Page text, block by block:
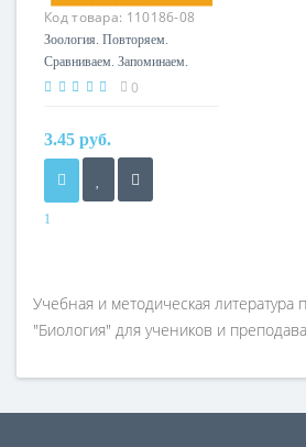
Код товара: 110186-08
Зоология. Повторяем.
Сравниваем. Запоминаем.
Характеристика
Готовимся к ЦТ (2020) М.П.
Ефимова, «Сэр-Вит»
0
3.45 руб.
1
Автор
М.П. Ефимова
Сэр-вит
Учебная и методическая литература
"Биология" для учеников и